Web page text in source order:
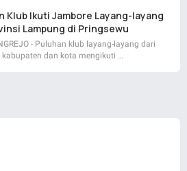
Klub Ikuti Jambore Layang-layang
Lampung di Pringsewu
- Puluhan klub layang-layang dari
dan kota mengikuti …